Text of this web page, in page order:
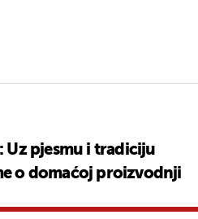
Uz pjesmu i tradiciju
o domaćoj proizvodnji